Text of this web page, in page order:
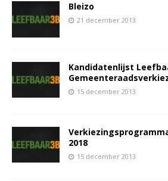
Bleizo
21 december 2013
Kandidatenlijst
15 december 2013
2018
15 december 2013